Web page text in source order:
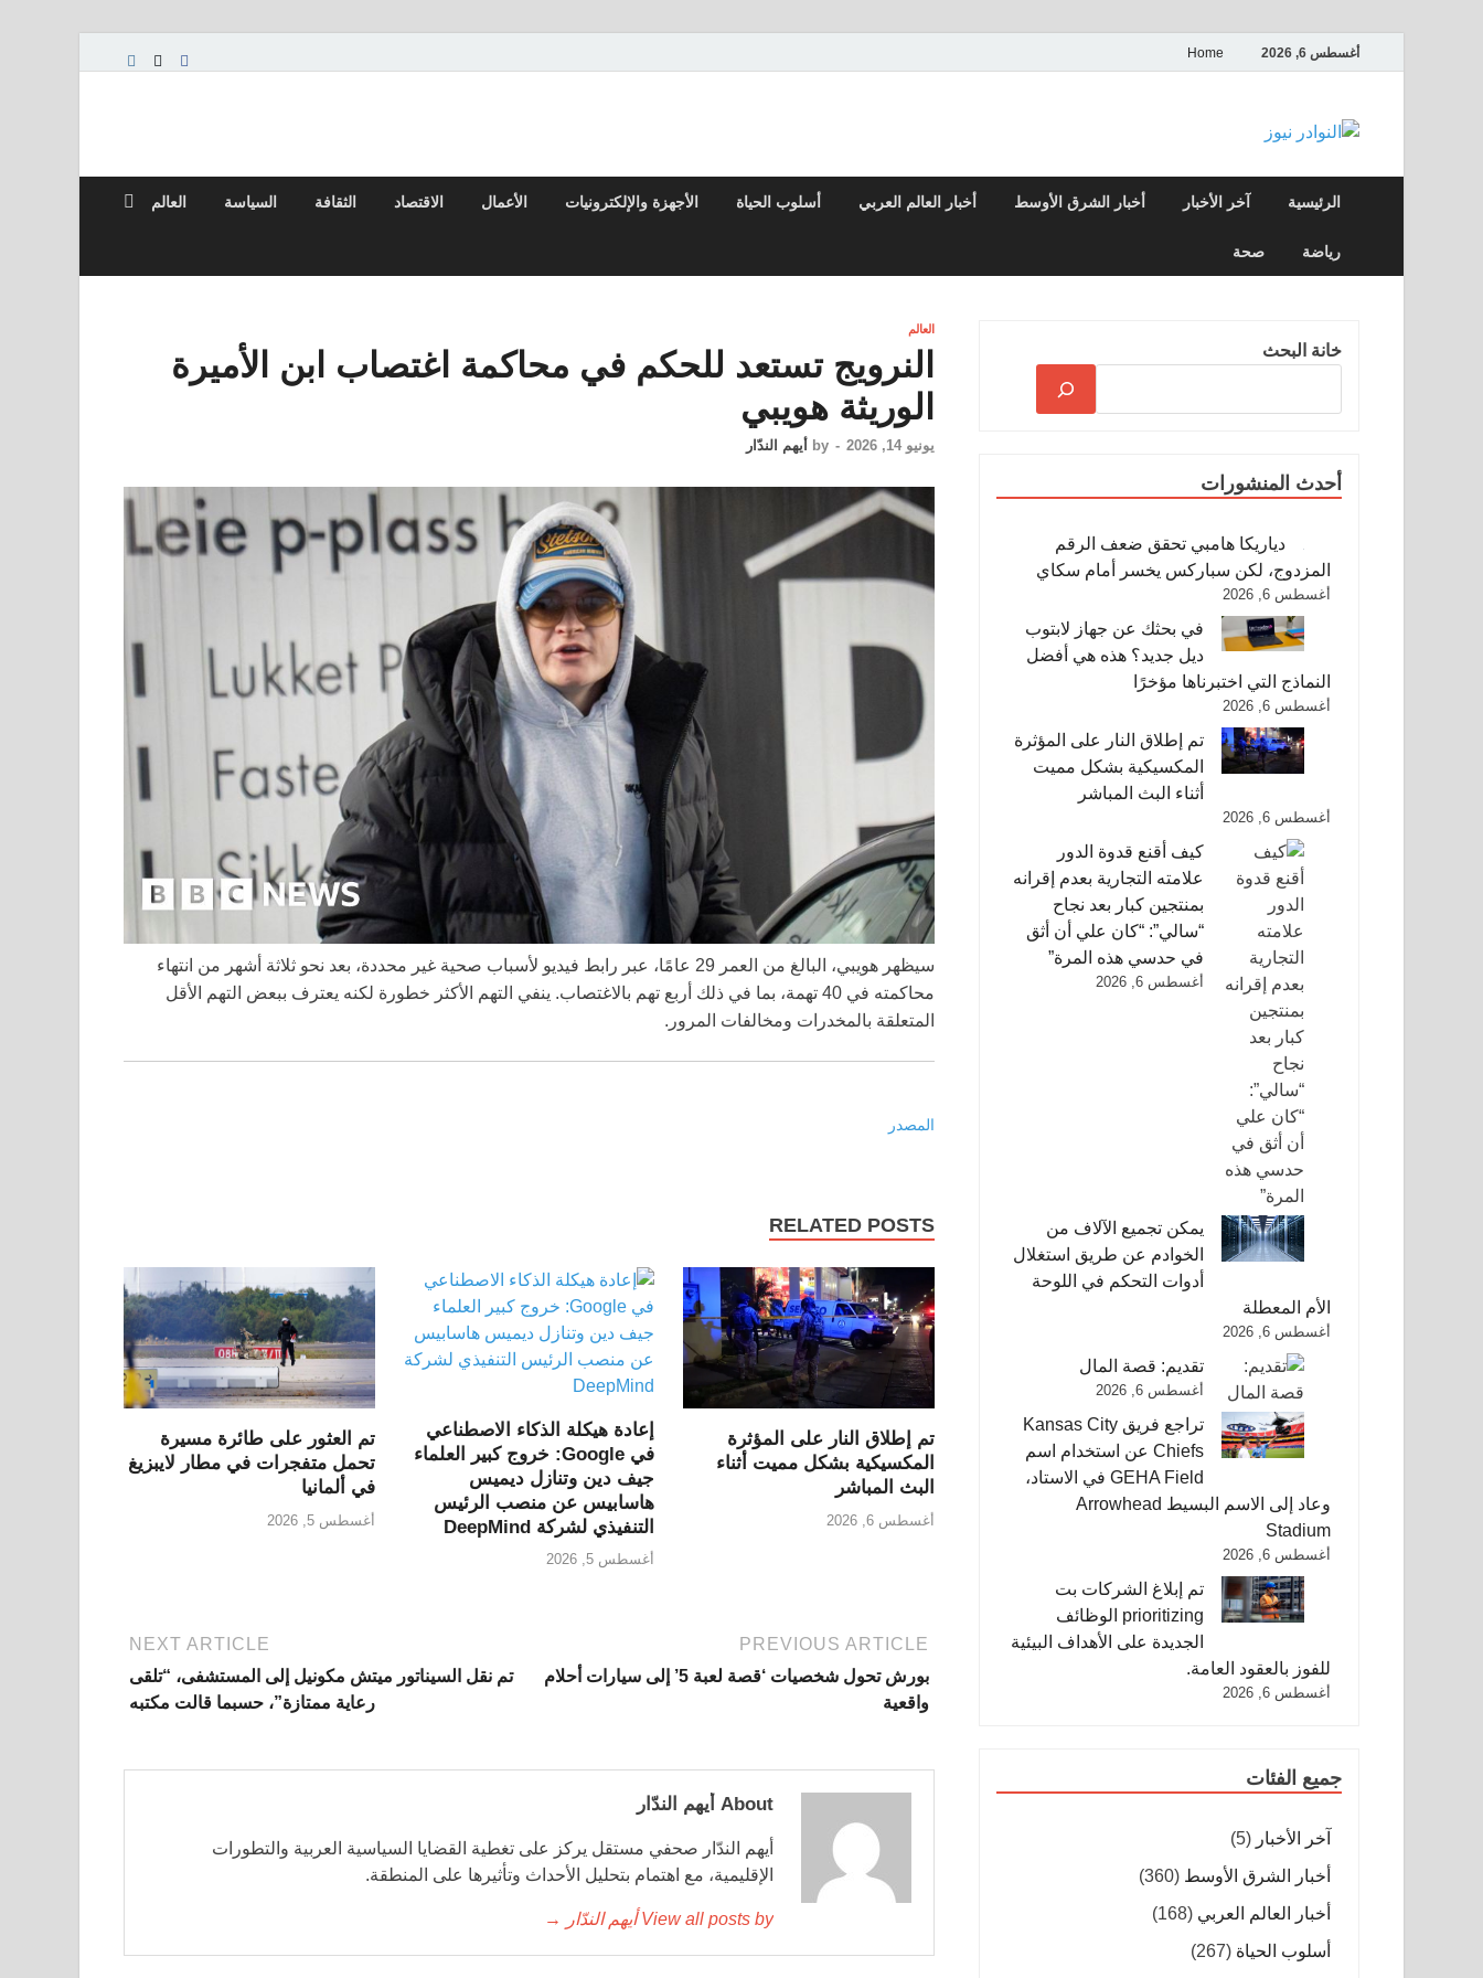
أغسطس 6, 2026 Home
النوادر نيوز
الرئيسية آخر الأخبار أخبار الشرق الأوسط أخبار العالم العربي أسلوب الحياة الأجهزة والإلكترونيات الأعمال الاقتصاد الثقافة السياسة العالم
رياضة صحة
العالم
النرويج تستعد للحكم في محاكمة اغتصاب ابن الأميرة
الوريثة هويبي
يونيو 14, 2026 -
by أيهم الندّار
سيظهر هويبي، البالغ من العمر 29 عامًا، عبر رابط فيديو لأسباب صحية غير محددة، بعد نحو ثلاثة أشهر من انتهاء
محاكمته في 40 تهمة، بما في ذلك أربع تهم بالاغتصاب. ينفي التهم الأكثر خطورة لكنه يعترف ببعض التهم الأقل
المتعلقة بالمخدرات ومخالفات المرور.
المصدر
RELATED POSTS
تم إطلاق النار على المؤثرة
المكسيكية بشكل مميت أثناء
البث المباشر
أغسطس 6, 2026
إعادة هيكلة الذكاء الاصطناعي
في Google: خروج كبير العلماء
جيف دين وتنازل ديميس
هاسابيس عن منصب الرئيس
التنفيذي لشركة DeepMind
أغسطس 5, 2026
تم العثور على طائرة مسيرة
تحمل متفجرات في مطار لايبزيغ
في ألمانيا
أغسطس 5, 2026
PREVIOUS ARTICLE
بورش تحول شخصيات ‘قصة لعبة 5’ إلى سيارات أحلام
واقعية
NEXT ARTICLE
تم نقل السيناتور ميتش مكونيل إلى المستشفى، “تلقى
رعاية ممتازة”، حسبما قالت مكتبه
About أيهم الندّار
أيهم الندّار صحفي مستقل يركز على تغطية القضايا السياسية العربية والتطورات
الإقليمية، مع اهتمام بتحليل الأحداث وتأثيرها على المنطقة.
View all posts by أيهم الندّار →
خانة البحث
أحدث المنشورات
دياريكا هامبي تحقق ضعف الرقم
المزدوج، لكن سباركس يخسر أمام سكاي
أغسطس 6, 2026
في بحثك عن جهاز لابتوب
ديل جديد؟ هذه هي أفضل
النماذج التي اختبرناها مؤخرًا
أغسطس 6, 2026
تم إطلاق النار على المؤثرة
المكسيكية بشكل مميت
أثناء البث المباشر
أغسطس 6, 2026
كيف أقنع قدوة الدور
علامته التجارية بعدم إقرانه
بمنتجين كبار بعد نجاح
“سالي”: “كان علي أن أثق
في حدسي هذه المرة”
أغسطس 6, 2026
يمكن تجميع الآلاف من
الخوادم عن طريق استغلال
أدوات التحكم في اللوحة
الأم المعطلة
أغسطس 6, 2026
تقديم: قصة المال
أغسطس 6, 2026
تراجع فريق Kansas City
Chiefs عن استخدام اسم
GEHA Field في الاستاد،
وعاد إلى الاسم البسيط Arrowhead
Stadium
أغسطس 6, 2026
تم إبلاغ الشركات بت
prioritizing الوظائف
الجديدة على الأهداف البيئية
للفوز بالعقود العامة.
أغسطس 6, 2026
جميع الفئات
آخر الأخبار (5)
أخبار الشرق الأوسط (360)
أخبار العالم العربي (168)
أسلوب الحياة (267)